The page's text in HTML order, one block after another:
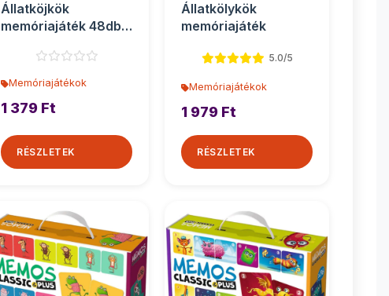
Állatköjkök
memóriajáték 48db-
Memóriajátékok
1 379 Ft
RÉSZLETEK
Állatkölykök
memóriajáték
5.0/5
Memóriajátékok
1 979 Ft
RÉSZLETEK